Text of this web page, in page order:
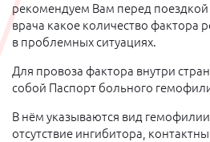
рекомендуем Вам перед поездкой
врача какое количество фактора
в проблемных ситуациях.
Для провоза фактора внутри
собой Паспорт больного
В нём указываются вид
отсутствие ингибитора,